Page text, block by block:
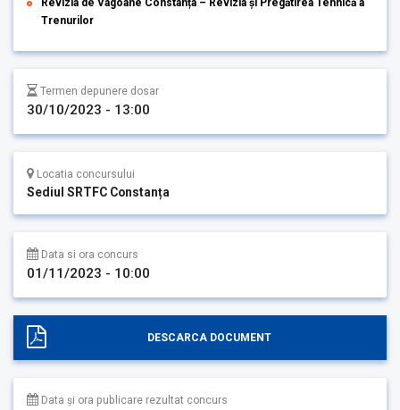
Revizia de Vagoane Constanța – Revizia și Pregătirea Tehnică a
Trenurilor
Termen depunere dosar
30/10/2023 - 13:00
Locatia concursului
Sediul SRTFC Constanța
Data si ora concurs
01/11/2023 - 10:00
DESCARCA DOCUMENT
Data și ora publicare rezultat concurs